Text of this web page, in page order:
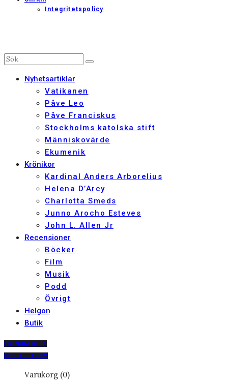
Integritetspolicy
Nyhetsartiklar
Vatikanen
Påve Leo
Påve Franciskus
Stockholms katolska stift
Människovärde
Ekumenik
Krönikor
Kardinal Anders Arborelius
Helena D’Arcy
Charlotta Smeds
Junno Arocho Esteves
John L. Allen Jr
Recensioner
Böcker
Film
Musik
Podd
Övrigt
Helgon
Butik
PRENUMERERA
DIGITALT ARKIV
Varukorg (0)